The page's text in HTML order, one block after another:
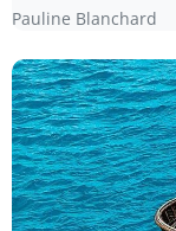
Pauline Blanchard